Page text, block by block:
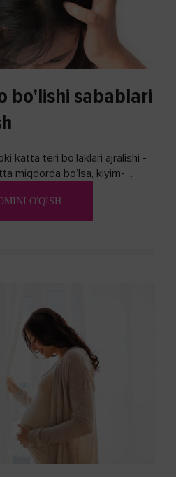
bo'lishi sabablari
katta teri bo’laklari ajralishi -
miqdorda bo’lsa, kiyim-
O'QISH